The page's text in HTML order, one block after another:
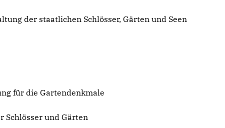
der staatlichen Schlösser, Gärten und Seen
für die Gartendenkmale
Schlösser und Gärten